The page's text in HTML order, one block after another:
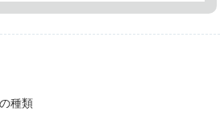
種類